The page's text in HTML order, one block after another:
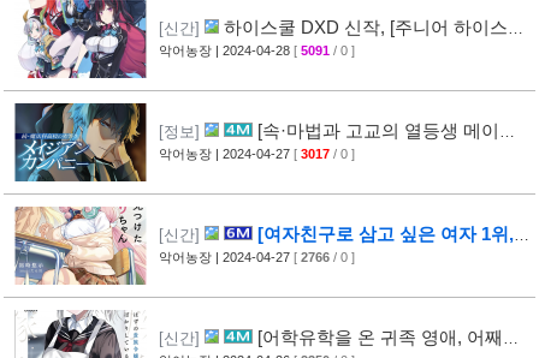
[신간]
하이스쿨 DXD 신작, [주니어 하이스쿨
DXD] 표지 [3]
악어농장 | 2024-04-28 [ 5091 / 0 ]
[정보]
[속·마법과 고교의 열등생 메이지
안 컴퍼니] 8권 표지 [1]
악어농장 | 2024-04-27 [ 3017 / 0 ]
[신간]
[여자친구로 삼고 싶은 여자 1위,
그 옆에서 발견한 아마리 짱] 1권 표지
악어농장 | 2024-04-27 [ 2766 / 0 ]
[신간]
[어학유학을 온 귀족 영애, 어째서